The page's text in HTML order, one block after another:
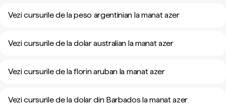
Vezi cursurile de la peso argentinian la manat azer
Vezi cursurile de la dolar australian la manat azer
Vezi cursurile de la florin aruban la manat azer
Vezi cursurile de la dolar din Barbados la manat azer